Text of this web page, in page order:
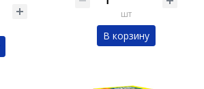
шт
В корзину